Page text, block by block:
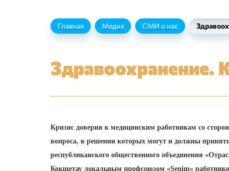
Главная Медиа СМИ о нас
Здравоохранение.
Кризис доверия к медицинским работникам со
вопроса, в решении которых могут и должны
республиканского общественного объединения
Кокшетау локальным профсоюзом «Senim»